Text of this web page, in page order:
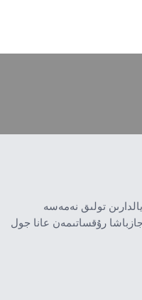
تولىق نەمەسە
رۇقساتىمەن عانا جول